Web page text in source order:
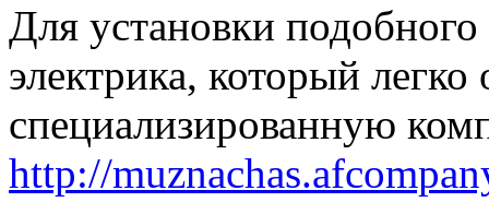
Для установки
электрика, который
специализированную
http://